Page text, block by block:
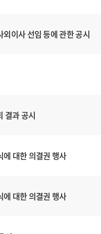
이사 선임 등에 관한 공시
결과 공시
에 대한 의결권 행사
에 대한 의결권 행사